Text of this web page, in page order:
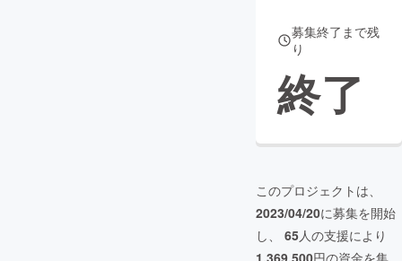
募集終了まで残
り
終了
このプロジェクトは、
2023/04/20に募集を開始
し、 65人の支援により
1,369,500円の資金を集